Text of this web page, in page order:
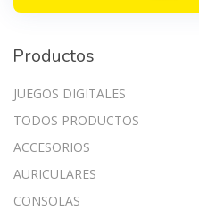
Productos
JUEGOS DIGITALES
TODOS PRODUCTOS
ACCESORIOS
AURICULARES
CONSOLAS